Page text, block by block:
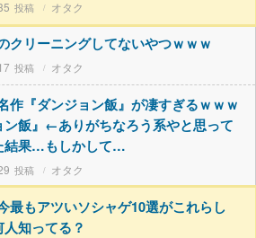
オタク
クリーニングしてないやつｗｗｗ
オタク
作『ダンジョン飯』が凄すぎるｗｗｗ
ン飯』←ありがちなろう系やと思って
結果…もしかして…
オタク
最もアツいソシャゲ10選がこれらし
知ってる？